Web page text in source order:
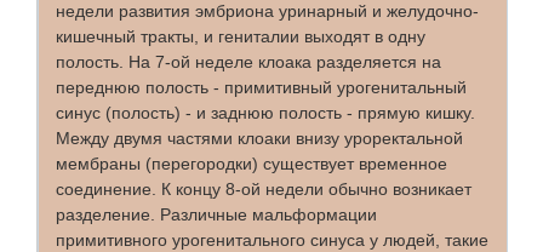
недели развития эмбриона уринарный и желудочно-
кишечный тракты, и гениталии выходят в одну
полость. На 7-ой неделе клоака разделяется на
переднюю полость - примитивный урогенитальный
синус (полость) - и заднюю полость - прямую кишку.
Между двумя частями клоаки внизу уроректальной
мембраны (перегородки) существует временное
соединение. К концу 8-ой недели обычно возникает
разделение. Различные мальформации
примитивного урогенитального синуса у людей, такие